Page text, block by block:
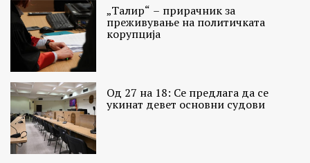
„Талир“ – прирачник за
преживување на политичката
корупција
Од 27 на 18: Се предлага да се
укинат девет основни судови